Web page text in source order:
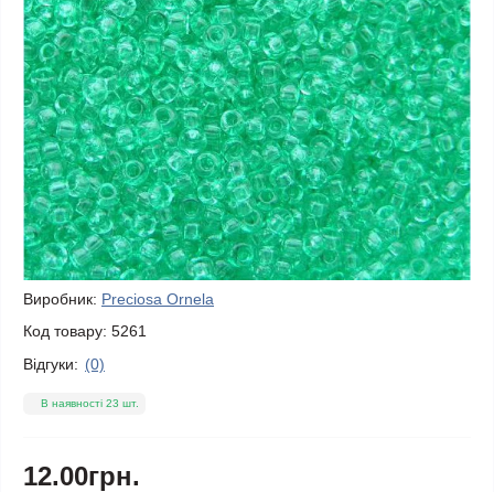
Виробник: Preciosa Ornela
Код товару: 5261
Відгуки: (0)
В наявності 23 шт.
12.00грн.